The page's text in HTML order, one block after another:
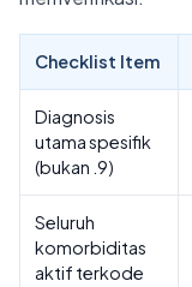
Checklist Item
Diagnosis
utama spesifik
(bukan .9)
Seluruh
komorbiditas
aktif terkode